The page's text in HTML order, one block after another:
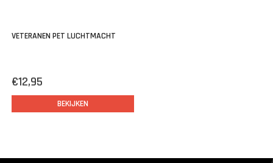
VETERANEN PET LUCHTMACHT
€12,95
BEKIJKEN